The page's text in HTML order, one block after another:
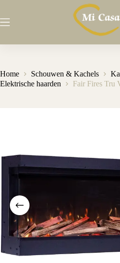
de
Home Schouwen & Kachels
Elektrische haarden
Fair Fires Tru